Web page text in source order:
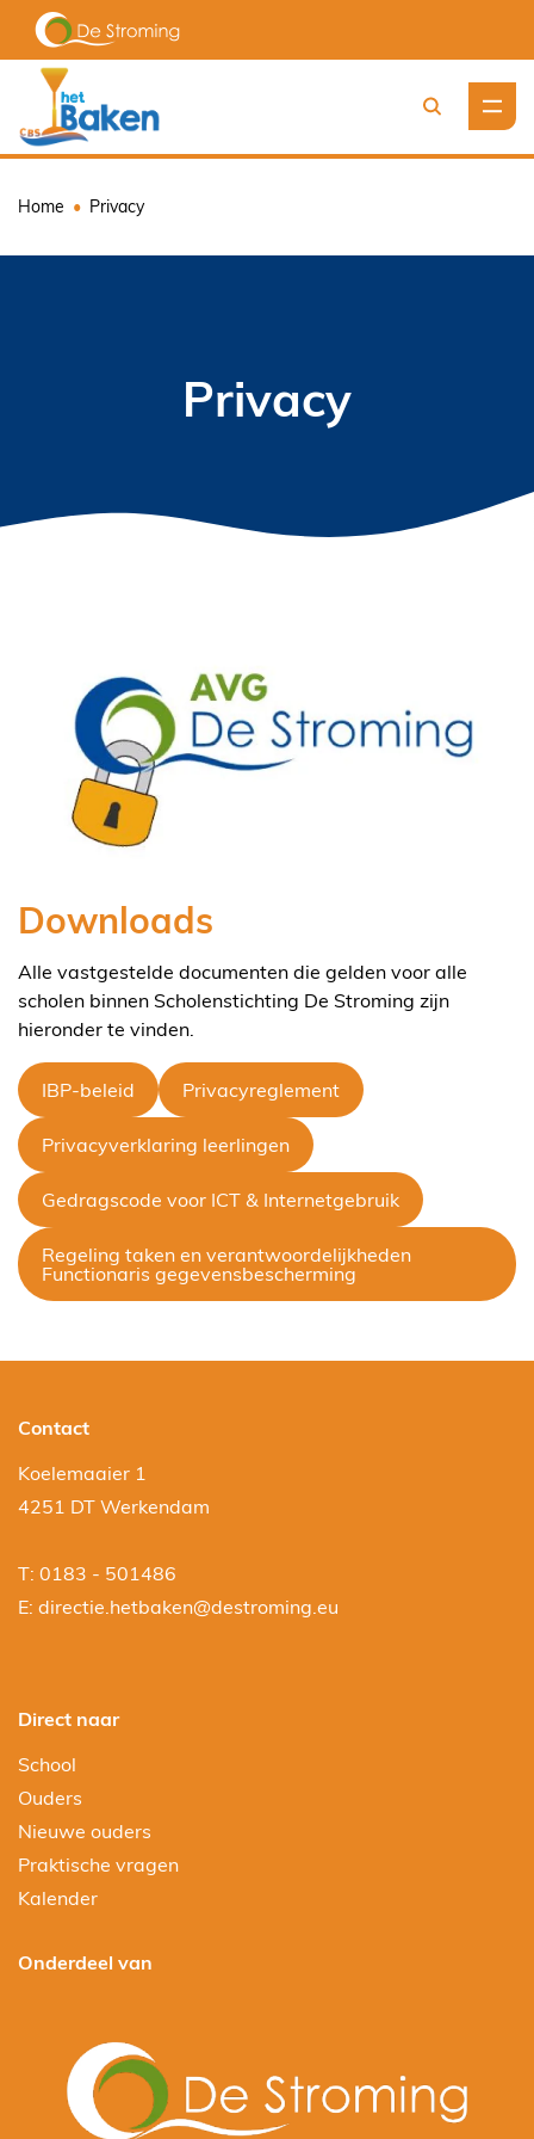
Zoeken
Home Privacy
Privacy
Downloads
Alle vastgestelde documenten die gelden voor alle
scholen binnen Scholenstichting De Stroming zijn
hieronder te vinden.
IBP-beleid Privacyreglement
Privacyverklaring leerlingen
Gedragscode voor ICT & Internetgebruik
Regeling taken en verantwoordelijkheden
Functionaris gegevensbescherming
Contact
Koelemaaier 1
4251 DT Werkendam
T: 0183 - 501486
E: directie.hetbaken@destroming.eu
Direct naar
School
Ouders
Nieuwe ouders
Praktische vragen
Kalender
Onderdeel van